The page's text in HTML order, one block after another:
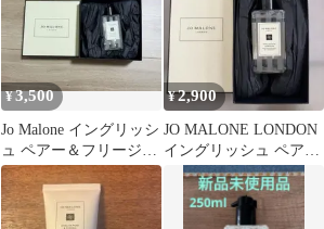
¥3,500
Jo Malone イングリッシ
ュ ペアー＆フリージア
ボディ＆ハンドウォッ
シュ
¥2,900
JO MALONE LONDON
イングリッシュ ペアー
＆フリージア